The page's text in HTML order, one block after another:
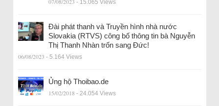
- 15.065 Views
Đài phát thanh và Truyền hình nhà nước
Slovakia (RTVS) công bố thông tin bà Nguyễn
Thị Thanh Nhàn trốn sang Đức!
06/08/2023 - 5.164 Views
Ủng hộ Thoibao.de
15/02/2018 - 24.054 Views